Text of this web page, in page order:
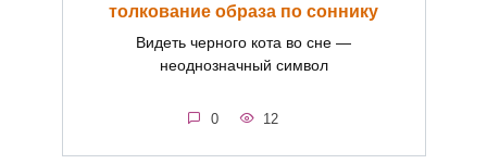
толкование образа по соннику
Видеть черного кота во сне —
неоднозначный символ
0 12